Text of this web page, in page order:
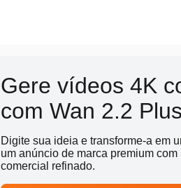
Gere vídeos 4K
com Wan 2.2 Plus
Digite sua ideia e transforme-a em
um anúncio de marca premium
comercial refinado.